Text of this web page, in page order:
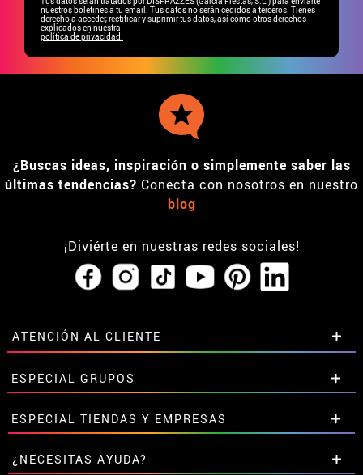
nuestros boletines a tu email. Tus datos no serán cedidos a terceros. Tienes
derecho a acceder, rectificar y suprimir tus datos, así como otros derechos
explicados en nuestra
política de privacidad.
¿Buscas ideas, inspiración o simplemente saber las
últimas tendencias? Conecta con nosotros en nuestro
blog
¡Diviérte en nuestras redes sociales!
ATENCIÓN AL CLIENTE
• Horario tienda IBI
•Descuento estudiantes
• Sobre nosotros
• Condiciones de venta
• Aviso legal yPrivacidad
ESPECIAL GRUPOS
Descuentos especiales para grupos.
Contáctanos aquí
ESPECIAL TIENDAS Y EMPRESAS
Descuentos exclusivos para tiendas y empresas.
¿NECESITAS AYUDA?